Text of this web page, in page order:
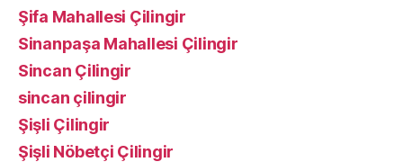
Şifa Mahallesi Çilingir
Sinanpaşa Mahallesi Çilingir
Sincan Çilingir
sincan çilingir
Şişli Çilingir
Şişli Nöbetçi Çilingir